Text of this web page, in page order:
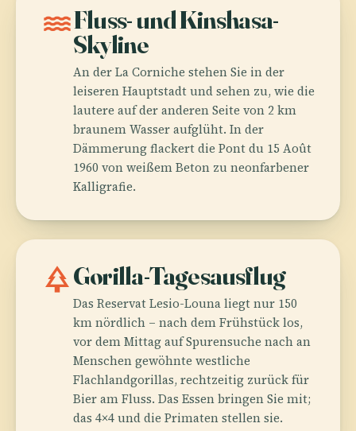
waterFluss- und Kinshasa-
Skyline
An der La Corniche stehen Sie in der
leiseren Hauptstadt und sehen zu, wie die
lautere auf der anderen Seite von 2 km
braunem Wasser aufglüht. In der
Dämmerung flackert die Pont du 15 Août
1960 von weißem Beton zu neonfarbener
Kalligrafie.
parkGorilla-Tagesausflug
Das Reservat Lesio-Louna liegt nur 150
km nördlich – nach dem Frühstück los,
vor dem Mittag auf Spurensuche nach an
Menschen gewöhnte westliche
Flachlandgorillas, rechtzeitig zurück für
Bier am Fluss. Das Essen bringen Sie mit;
das 4×4 und die Primaten stellen sie.